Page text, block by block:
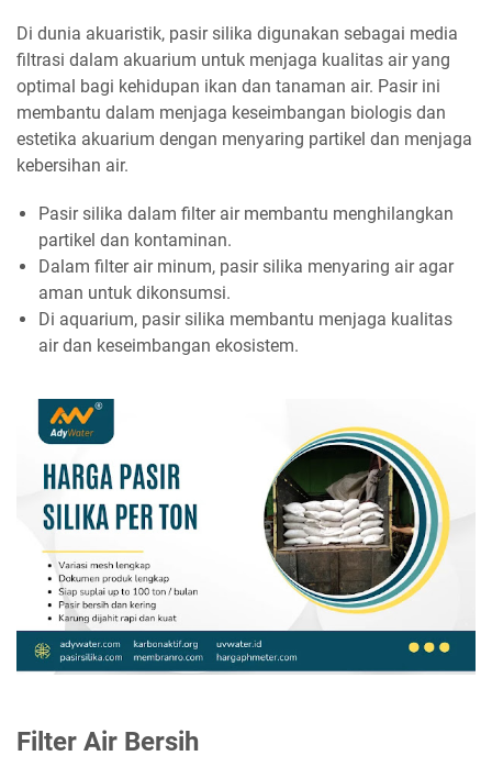
Di dunia akuaristik, pasir silika digunakan sebagai media
filtrasi dalam akuarium untuk menjaga kualitas air yang
optimal bagi kehidupan ikan dan tanaman air. Pasir ini
membantu dalam menjaga keseimbangan biologis dan
estetika akuarium dengan menyaring partikel dan menjaga
kebersihan air.
Pasir silika dalam filter air membantu menghilangkan
partikel dan kontaminan.
Dalam filter air minum, pasir silika menyaring air agar
aman untuk dikonsumsi.
Di aquarium, pasir silika membantu menjaga kualitas
air dan keseimbangan ekosistem.
Filter Air Bersih